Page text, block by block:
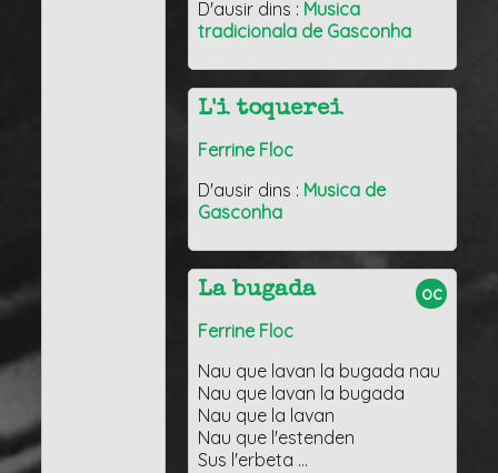
D'ausir dins : Musica
tradicionala de Gasconha
L'i toquerei
Ferrine Floc
D'ausir dins : Musica de
Gasconha
oc
La bugada
Ferrine Floc
Nau que lavan la bugada nau
Nau que lavan la bugada
Nau que la lavan
Nau que l'estenden
Sus l'erbeta …